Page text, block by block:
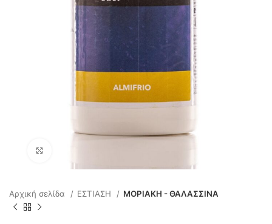
Αρχική σελίδα ΕΣΤΙΑΣΗ ΜΟΡΙΑΚΗ - ΘΑΛΑΣΣΙΝΑ